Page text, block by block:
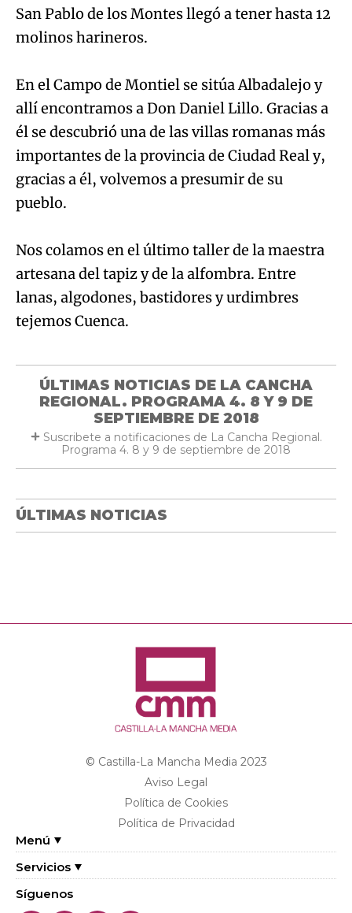
San Pablo de los Montes llegó a tener hasta 12
molinos harineros.
En el Campo de Montiel se sitúa Albadalejo y
allí encontramos a Don Daniel Lillo. Gracias a
él se descubrió una de las villas romanas más
importantes de la provincia de Ciudad Real y,
gracias a él, volvemos a presumir de su
pueblo.
Nos colamos en el último taller de la maestra
artesana del tapiz y de la alfombra. Entre
lanas, algodones, bastidores y urdimbres
tejemos Cuenca.
ÚLTIMAS NOTICIAS DE LA CANCHA
REGIONAL. PROGRAMA 4. 8 Y 9 DE
SEPTIEMBRE DE 2018
Suscribete a notificaciones de La Cancha Regional.
Programa 4. 8 y 9 de septiembre de 2018
ÚLTIMAS NOTICIAS
Menú
Servicios
© Castilla-La Mancha Media 2023
Aviso Legal
Política de Cookies
Política de Privacidad
Síguenos